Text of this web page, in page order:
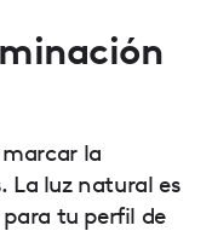
la
La luz natural es
tu perfil de